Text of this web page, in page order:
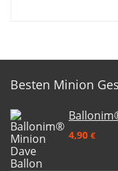
Besten Minion
4,90 €